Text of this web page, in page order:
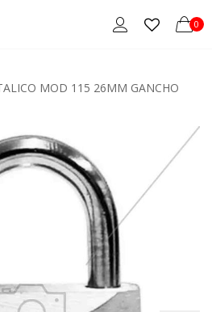
0
MOD 115 26MM GANCHO